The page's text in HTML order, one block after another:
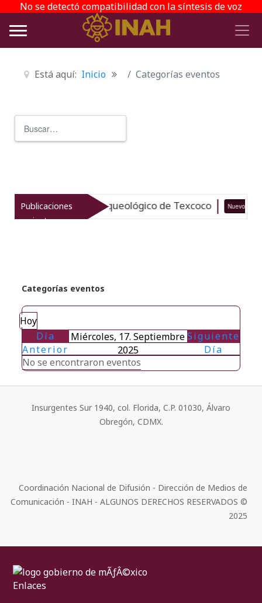
No se detectó compatibilidad con la síntesis de voz
Está aquí: Inicio Categorías eventos
Publicaciones
recientes
el patrimonio arqueológico de Texcoco Nuevo
Categorías eventos
Hoy
Día
Anterior
Miércoles, 17. Septiembre
2025
Siguiente
Día
No se encontraron eventos
Insurgentes Sur 1940, col. Florida, C.P. 01030, Álvaro
Obregón, CDMX.
Coordinación Nacional de Difusión - Dirección de Medios de
Comunicación - INAH - ALGUNOS DERECHOS RESERVADOS ©
2025
Enlaces